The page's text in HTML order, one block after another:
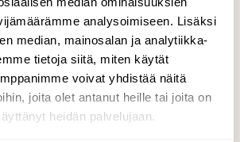
analysoimiseen. Lisäksi
median, mainosalan ja analytiikka-
tietoja siitä, miten käytät
voivat yhdistää näitä
joita olet antanut heille tai joita on
heidän palvelujaan.
tyyni pakkaspäivä saa
höyryämään,
Tiina Rautava, Höytiäinen,
29.11 21